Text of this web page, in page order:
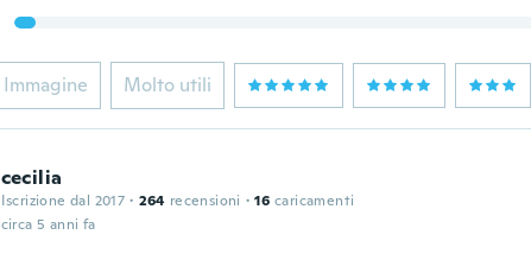
Immagine Molto utili
cecilia
Iscrizione dal 2017 · 264 recensioni · 16 caricamenti
circa 5 anni fa